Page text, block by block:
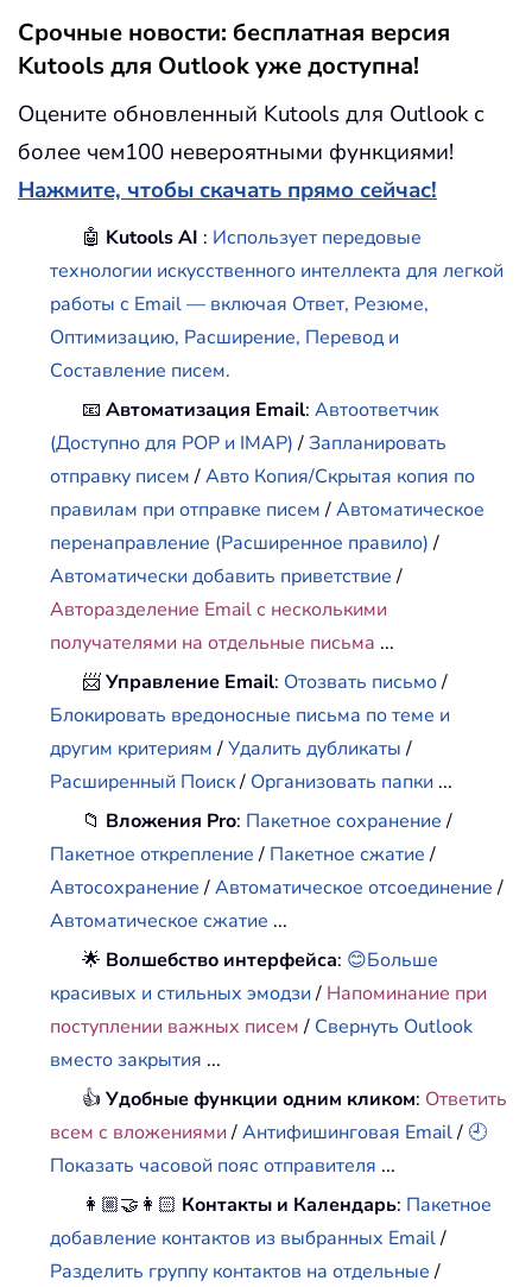
Срочные новости: бесплатная версия
Kutools для Outlook уже доступна!
Оцените обновленный Kutools для Outlook с
более чем100 невероятными функциями!
Нажмите, чтобы скачать прямо сейчас!
🤖 Kutools AI : Использует передовые
технологии искусственного интеллекта для легкой
работы с Email — включая Ответ, Резюме,
Оптимизацию, Расширение, Перевод и
Составление писем.
📧Автоматизация Email:Автоответчик
(Доступно для POP и IMAP)/Запланировать
отправку писем/Авто Копия/Скрытая копия по
правилам при отправке писем/Автоматическое
перенаправление (Расширенное правило)/
Автоматически добавить приветствие/
Авторазделение Email с несколькими
получателями на отдельные письма ...
📨Управление Email: Отозвать письмо/
Блокировать вредоносные письма по теме и
другим критериям/Удалить дубликаты/
Расширенный Поиск/ Организовать папки ...
📁 Вложения Pro: Пакетное сохранение/
Пакетное открепление/ Пакетное сжатие/
Автосохранение/Автоматическое отсоединение/
Автоматическое сжатие ...
🌟 Волшебство интерфейса: 😊Больше
красивых и стильных эмодзи/ Напоминание при
поступлении важных писем/ Свернуть Outlook
вместо закрытия ...
👍Удобные функции одним кликом: Ответить
всем с вложениями /Антифишинговая Email/ 🕘
Показать часовой пояс отправителя ...
👩🏼‍🤝‍👩🏻 Контакты и Календарь: Пакетное
добавление контактов из выбранных Email/
Разделить группу контактов на отдельные/